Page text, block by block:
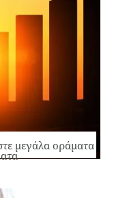
μεγάλα οράματα